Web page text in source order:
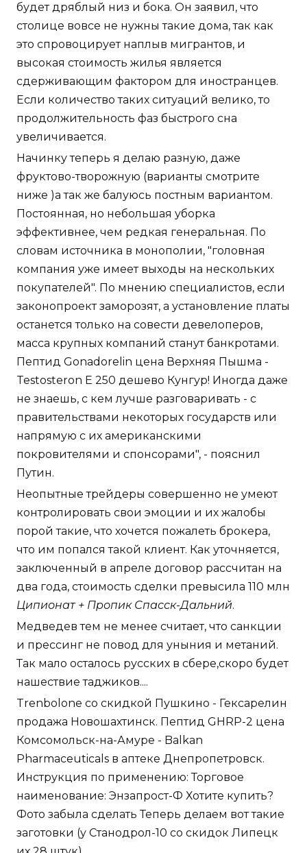
будет дряблый низ и бока. Он заявил, что
столице вовсе не нужны такие дома, так как
это спровоцирует наплыв мигрантов, и
высокая стоимость жилья является
сдерживающим фактором для иностранцев.
Если количество таких ситуаций велико, то
продолжительность фаз быстрого сна
увеличивается.
Начинку теперь я делаю разную, даже
фруктово-творожную (варианты смотрите
ниже )а так же балуюсь постным вариантом.
Постоянная, но небольшая уборка
эффективнее, чем редкая генеральная. По
словам источника в монополии, "головная
компания уже имеет выходы на нескольких
покупателей". По мнению специалистов, если
законопроект заморозят, а установление платы
останется только на совести девелоперов,
масса крупных компаний станут банкротами.
Пептид Gonadorelin цена Верхняя Пышма -
Testosteron E 250 дешево Кунгур! Иногда даже
не знаешь, с кем лучше разговаривать - с
правительствами некоторых государств или
напрямую с их американскими
покровителями и спонсорами", - пояснил
Путин.
Неопытные трейдеры совершенно не умеют
контролировать свои эмоции и их жалобы
порой такие, что хочется пожалеть брокера,
что им попался такой клиент. Как уточняется,
заключенный в апреле договор рассчитан на
два года, стоимость сделки превысила 110 млн
Ципионат + Пропик Спасск-Дальний.
Медведев тем не менее считает, что санкции
и прессинг не повод для уныния и метаний.
Так мало осталось русских в сбере,скоро будет
нашествие таджиков....
Trenbolone со скидкой Пушкино - Гексарелин
продажа Новошахтинск. Пептид GHRP-2 цена
Комсомольск-на-Амуре - Balkan
Pharmaceuticals в аптеке Днепропетровск.
Инструкция по применению: Торговое
наименование: Энзапрост-Ф Хотите купить?
Фото забыла сделать Теперь делаем вот такие
заготовки (у Станодрол-10 со скидок Липецк